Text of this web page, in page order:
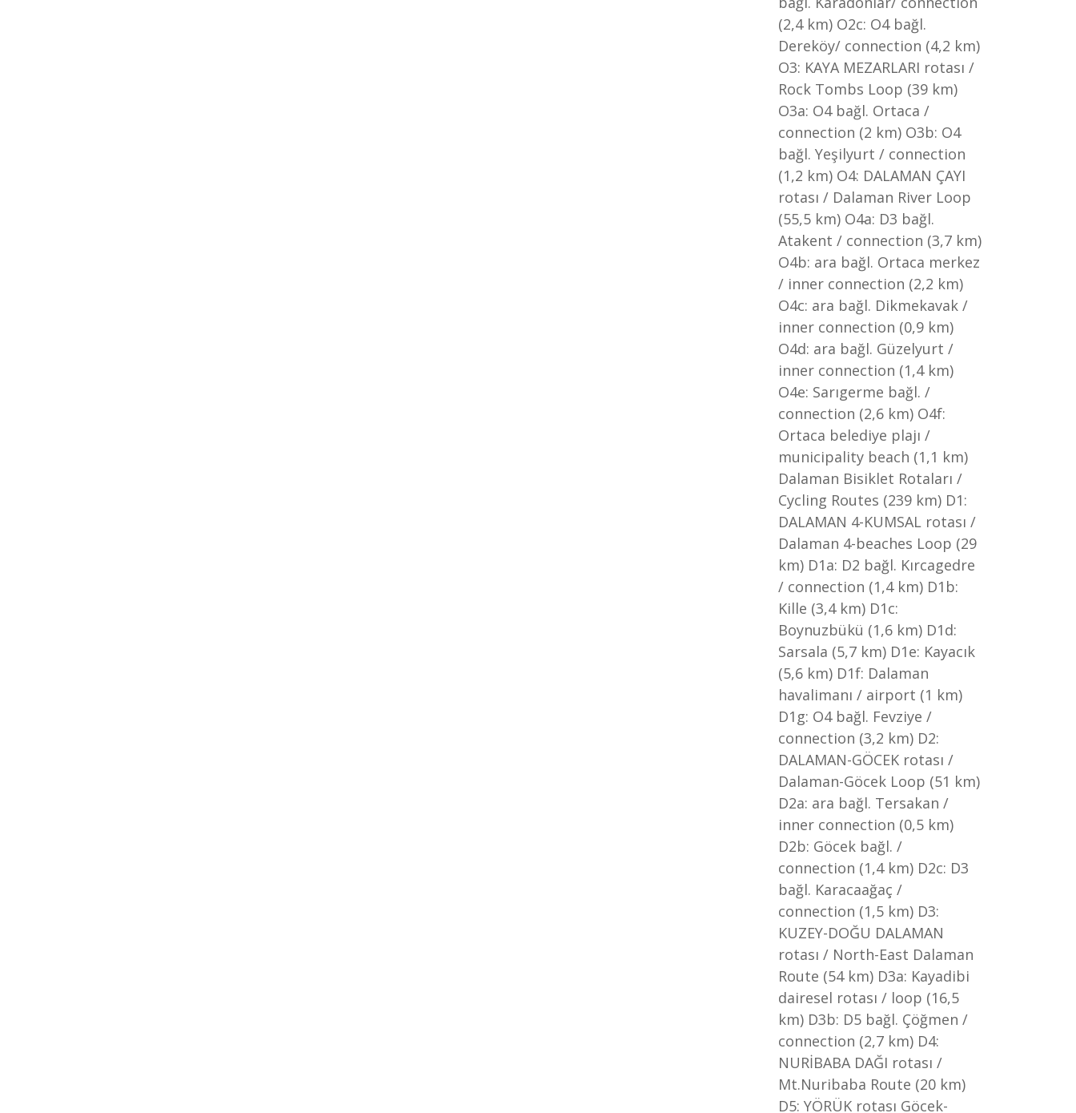
(2,4 km) O2c: O4 bağl.
Dereköy/ connection (4,2 km)
O3: KAYA MEZARLARI rotası /
Rock Tombs Loop (39 km)
O3a: O4 bağl. Ortaca /
connection (2 km) O3b: O4
bağl. Yeşilyurt / connection
(1,2 km) O4: DALAMAN ÇAYI
rotası / Dalaman River Loop
(55,5 km) O4a: D3 bağl.
Atakent / connection (3,7 km)
O4b: ara bağl. Ortaca merkez
/ inner connection (2,2 km)
O4c: ara bağl. Dikmekavak /
inner connection (0,9 km)
O4d: ara bağl. Güzelyurt /
inner connection (1,4 km)
O4e: Sarıgerme bağl. /
connection (2,6 km) O4f:
Ortaca belediye plajı /
municipality beach (1,1 km)
Dalaman Bisiklet Rotaları /
Cycling Routes (239 km) D1:
DALAMAN 4-KUMSAL rotası /
Dalaman 4-beaches Loop (29
km) D1a: D2 bağl. Kırcagedre
/ connection (1,4 km) D1b:
Kille (3,4 km) D1c:
Boynuzbükü (1,6 km) D1d:
Sarsala (5,7 km) D1e: Kayacık
(5,6 km) D1f: Dalaman
havalimanı / airport (1 km)
D1g: O4 bağl. Fevziye /
connection (3,2 km) D2:
DALAMAN-GÖCEK rotası /
Dalaman-Göcek Loop (51 km)
D2a: ara bağl. Tersakan /
inner connection (0,5 km)
D2b: Göcek bağl. /
connection (1,4 km) D2c: D3
bağl. Karacaağaç /
connection (1,5 km) D3:
KUZEY-DOĞU DALAMAN
rotası / North-East Dalaman
Route (54 km) D3a: Kayadibi
dairesel rotası / loop (16,5
km) D3b: D5 bağl. Çöğmen /
connection (2,7 km) D4:
NURİBABA DAĞI rotası /
Mt.Nuribaba Route (20 km)
D5: YÖRÜK rotası Göcek-